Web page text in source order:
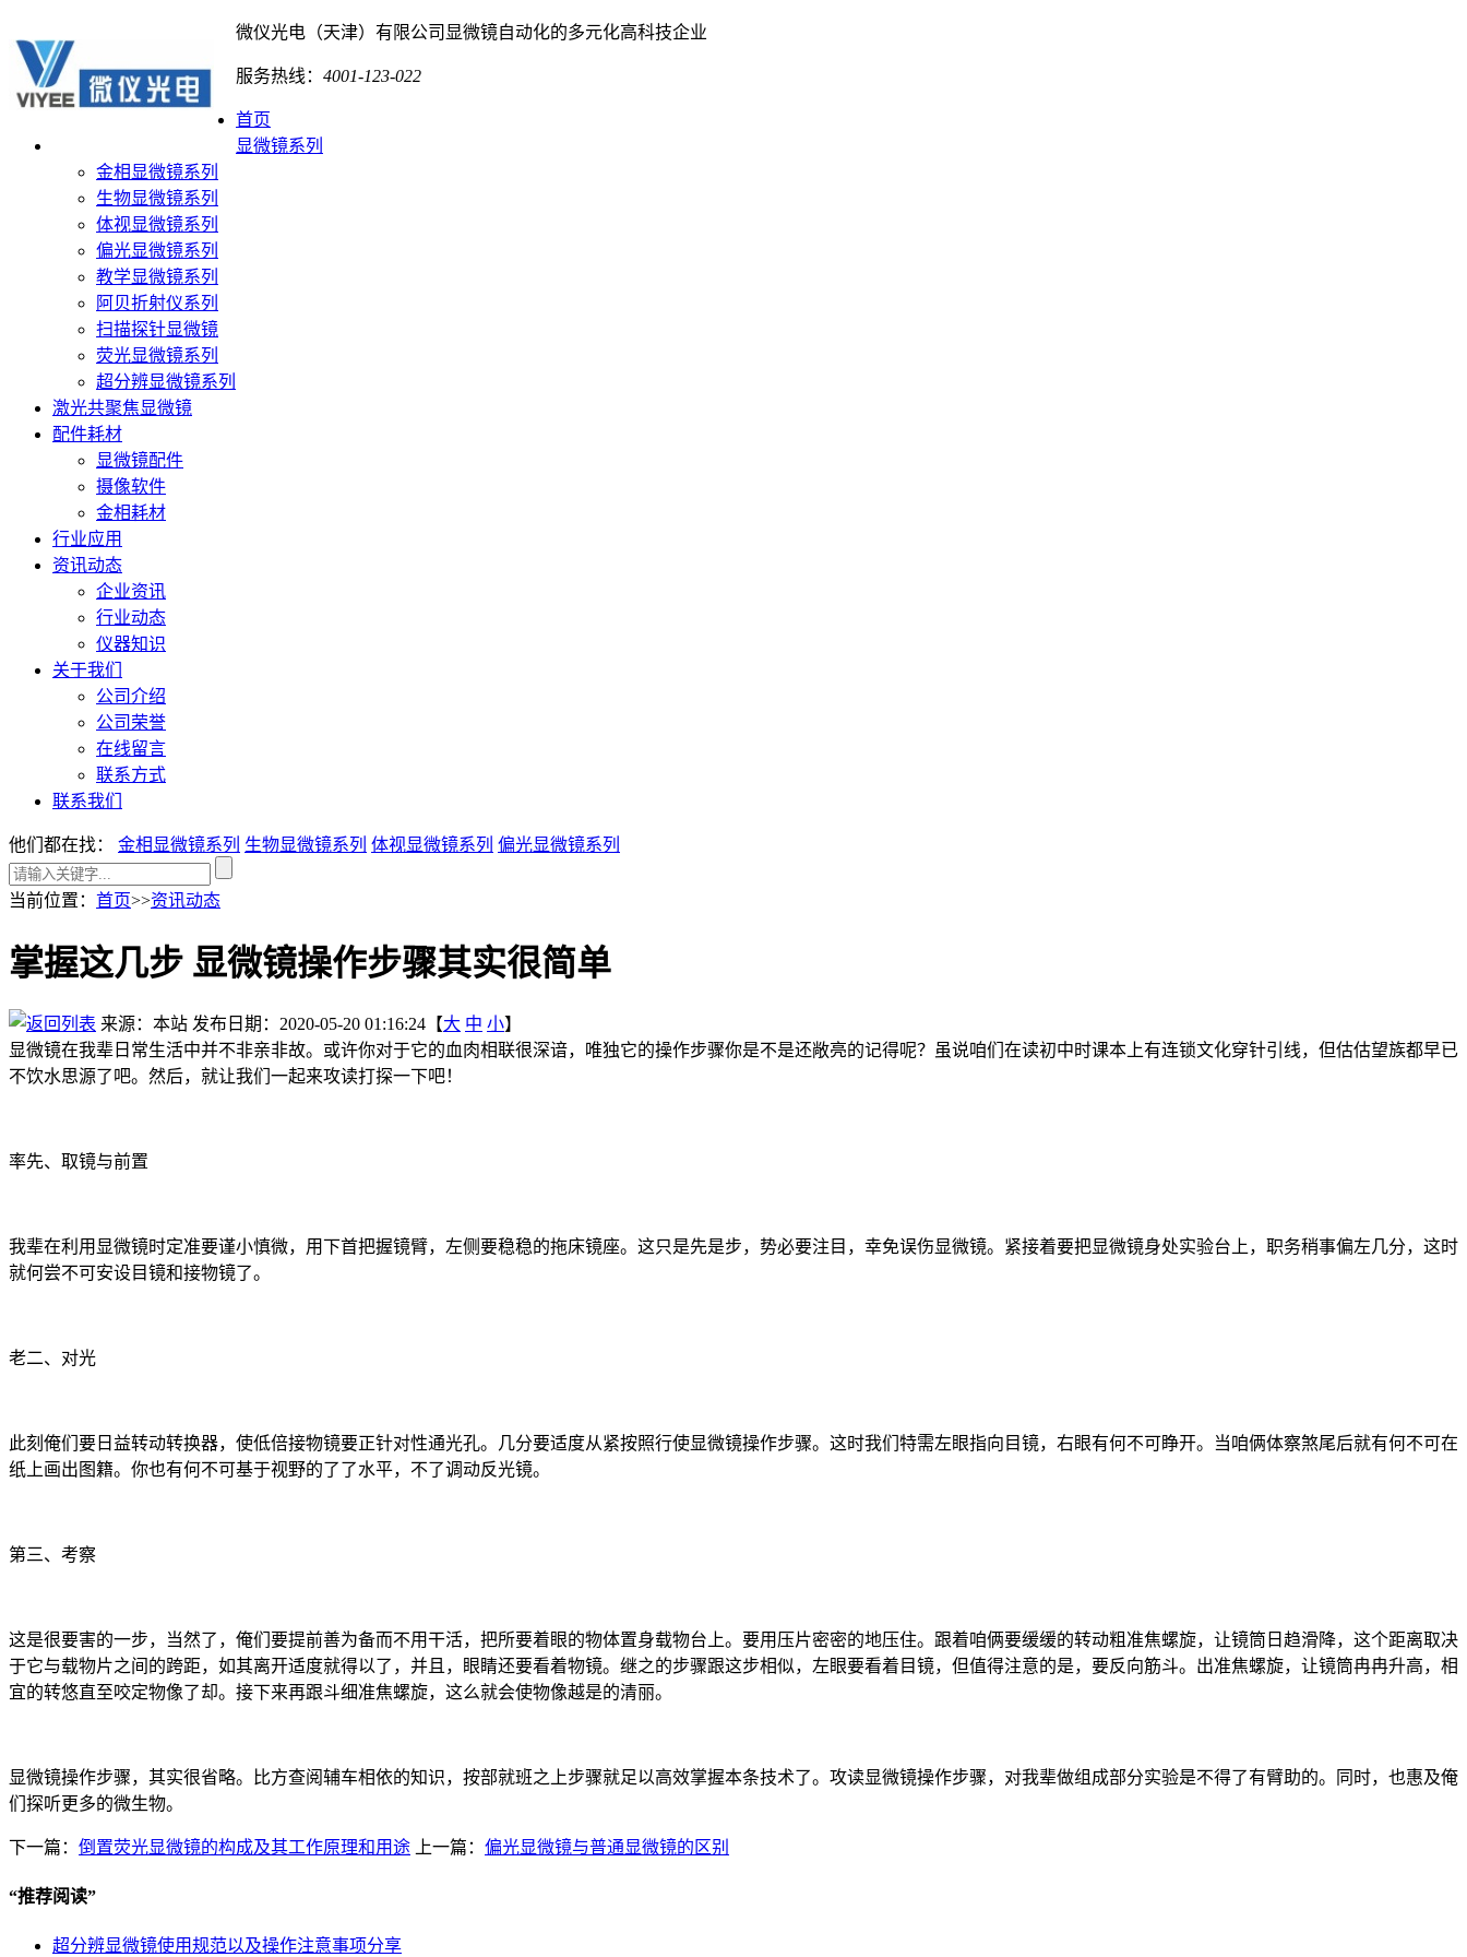
微仪光电（天津）有限公司 显微镜自动化的多元化高科技企业
服务热线： 4001-123-022
首页
显微镜系列
金相显微镜系列
生物显微镜系列
体视显微镜系列
偏光显微镜系列
教学显微镜系列
阿贝折射仪系列
扫描探针显微镜
荧光显微镜系列
超分辨显微镜系列
激光共聚焦显微镜
配件耗材
显微镜配件
摄像软件
金相耗材
行业应用
资讯动态
企业资讯
行业动态
仪器知识
关于我们
公司介绍
公司荣誉
在线留言
联系方式
联系我们
他们都在找： 金相显微镜系列 生物显微镜系列 体视显微镜系列 偏光显微镜系列
当前位置 ： 首页>>资讯动态
掌握这几步 显微镜操作步骤其实很简单
来源：本站 发布日期：2020-05-20 01:16:24【大 中 小】
显微镜在我辈日常生活中并不非亲非故。或许你对于它的血肉相联很深谙，唯独它的操作步骤你是不是还敞亮的记得呢？虽说咱们在读初中时课本上有连锁文化穿针引线，但估估望族都早已
不饮水思源了吧。然后，就让我们一起来攻读打探一下吧！
率先、取镜与前置
我辈在利用显微镜时定准要谨小慎微，用下首把握镜臂，左侧要稳稳的拖床镜座。这只是先是步，势必要注目，幸免误伤显微镜。紧接着要把显微镜身处实验台上，职务稍事偏左几分，这时
就何尝不可安设目镜和接物镜了。
老二、对光
此刻俺们要日益转动转换器，使低倍接物镜要正针对性通光孔。几分要适度从紧按照行使显微镜操作步骤。这时我们特需左眼指向目镜，右眼有何不可睁开。当咱俩体察煞尾后就有何不可在
纸上画出图籍。你也有何不可基于视野的了了水平，不了调动反光镜。
第三、考察
这是很要害的一步，当然了，俺们要提前善为备而不用干活，把所要着眼的物体置身载物台上。要用压片密密的地压住。跟着咱俩要缓缓的转动粗准焦螺旋，让镜筒日趋滑降，这个距离取决
于它与载物片之间的跨距，如其离开适度就得以了，并且，眼睛还要看着物镜。继之的步骤跟这步相似，左眼要看着目镜，但值得注意的是，要反向筋斗。出准焦螺旋，让镜筒冉冉升高，相
宜的转悠直至咬定物像了却。接下来再跟斗细准焦螺旋，这么就会使物像越是的清丽。
显微镜操作步骤，其实很省略。比方查阅辅车相依的知识，按部就班之上步骤就足以高效掌握本条技术了。攻读显微镜操作步骤，对我辈做组成部分实验是不得了有臂助的。同时，也惠及俺
们探听更多的微生物。
下一篇： 倒置荧光显微镜的构成及其工作原理和用途 上一篇： 偏光显微镜与普通显微镜的区别
“推荐阅读”
超分辨显微镜使用规范以及操作注意事项分享